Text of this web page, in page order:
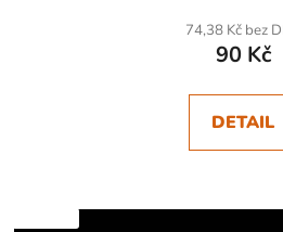
74,38 Kč bez
90 Kč
DETAIL